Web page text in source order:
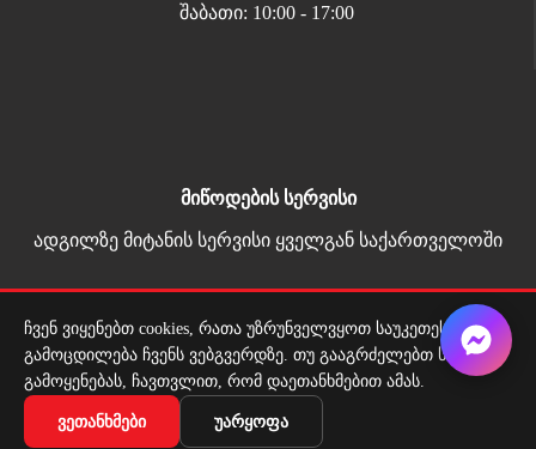
შაბათი: 10:00 - 17:00
მიწოდების სერვისი
ადგილზე მიტანის სერვისი ყველგან საქართველოში
Copyright 2026 | All Rights Reserved |
მარტივი გადახდა
ტანსაცმლის საკიდი
ჩვენ ვიყენებთ cookies, რათა უზრუნველვყოთ საუკეთესო
გამოცდილება ჩვენს ვებგვერდზე. თუ გააგრძელებთ საიტის
გამოყენებას, ჩავთვლით, რომ დაეთანხმებით ამას.
ᲕᲔᲗᲐᲜᲮᲛᲔᲑᲘ ᲣᲐᲠᲧᲝᲤᲐ